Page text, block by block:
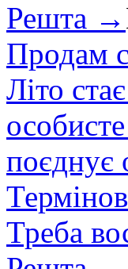
Решта →
Продам
Літо
поєднує
Треба